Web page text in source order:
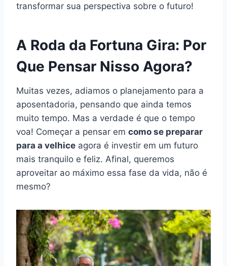
transformar sua perspectiva sobre o futuro!
A Roda da Fortuna Gira: Por
Que Pensar Nisso Agora?
Muitas vezes, adiamos o planejamento para a
aposentadoria, pensando que ainda temos
muito tempo. Mas a verdade é que o tempo
voa! Começar a pensar em como se preparar
para a velhice agora é investir em um futuro
mais tranquilo e feliz. Afinal, queremos
aproveitar ao máximo essa fase da vida, não é
mesmo?